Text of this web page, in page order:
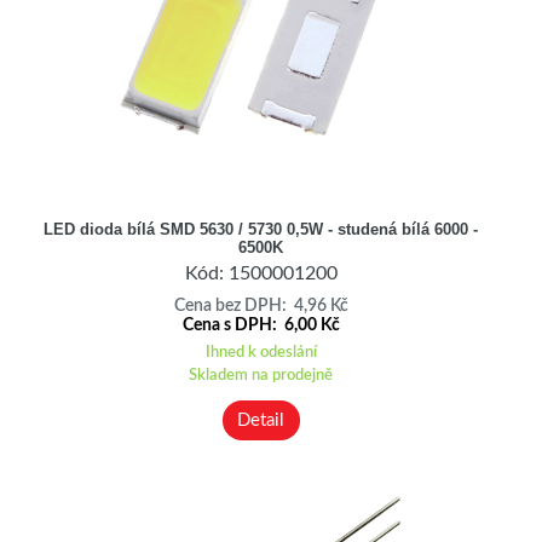
LED dioda bílá SMD 5630 / 5730 0,5W - studená bílá 6000 -
6500K
Kód: 1500001200
Cena bez DPH: 4,96 Kč
Cena s DPH: 6,00 Kč
Ihned k odeslání
Skladem na prodejně
Detail